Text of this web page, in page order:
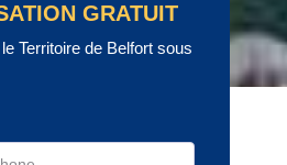
GRATUIT
Territoire de Belfort sous